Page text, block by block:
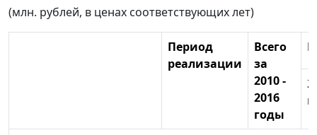
(млн. рублей, в ценах соответствующих лет)
Период
реализации
Всего
за
2010 -
2016
годы